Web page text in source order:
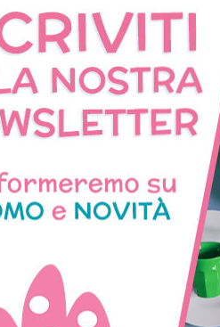
CON LO